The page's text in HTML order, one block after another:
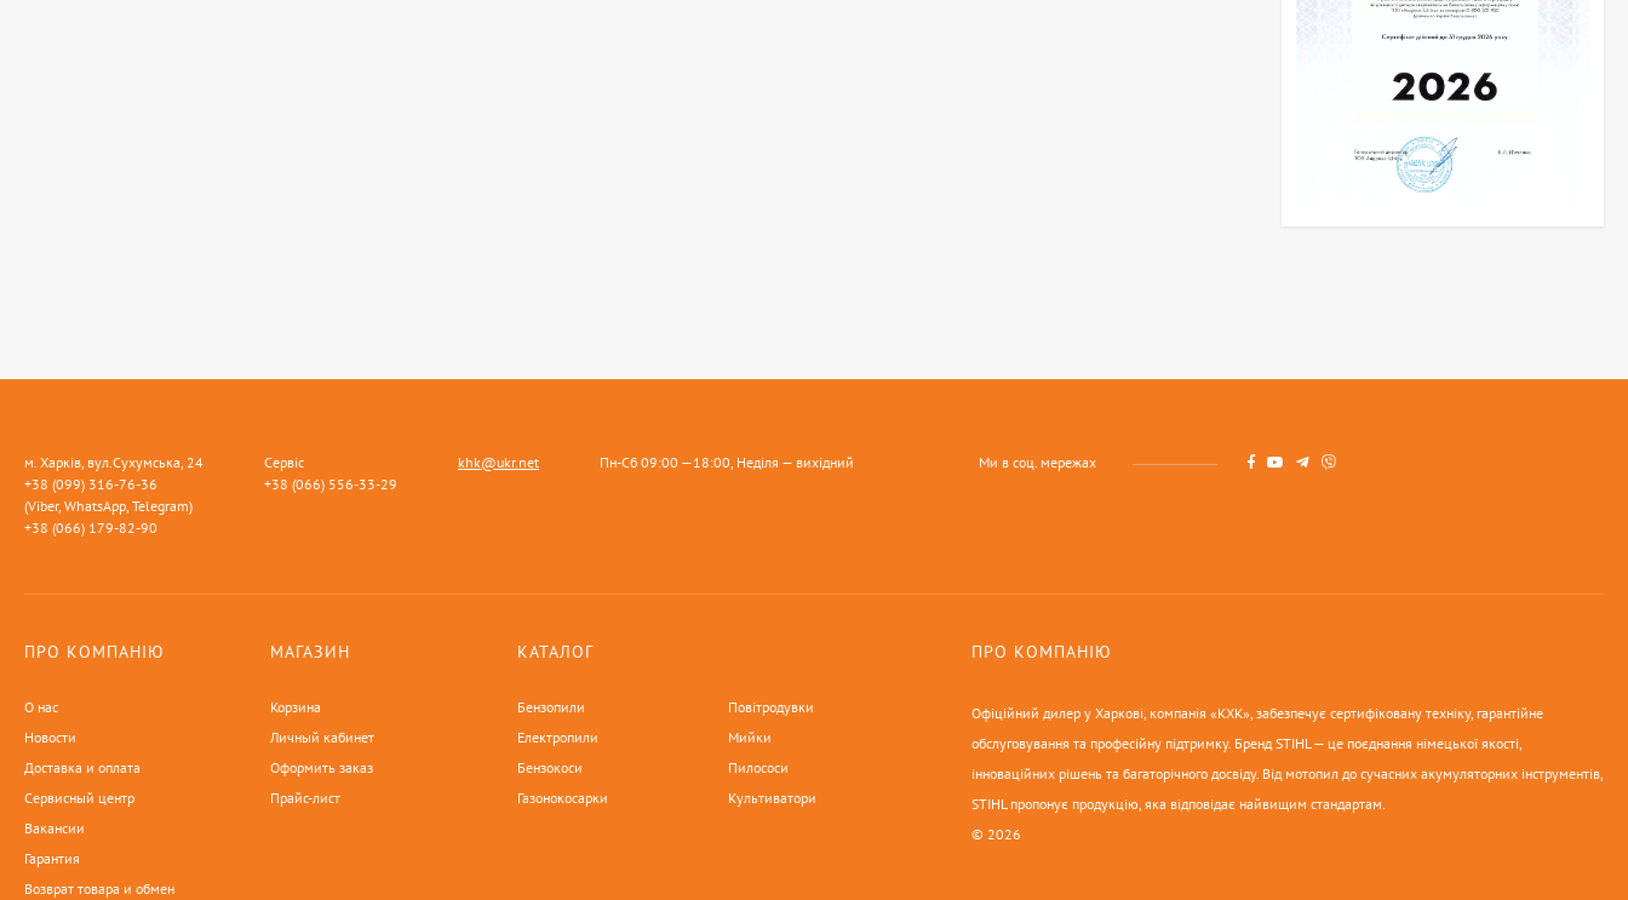
м. Харків, вул.Сухумська, 24
+38 (099) 316-76-36
(Viber, WhatsApp, Telegram)
+38 (066) 179-82-90
Сервіс
+38 (066) 556-33-29
khk@ukr.net Пн-Сб 09:00 —18:00, Неділя — вихідний Ми в соц. мережах
ПРО КОМПАНІЮ
О нас
Новости
Доставка и оплата
Сервисный центр
Вакансии
Гарантия
Возврат товара и обмен
МАГАЗИН
Корзина
Личный кабинет
Оформить заказ
Прайс-лист
КАТАЛОГ
Бензопили
Електропили
Бензокоси
Газонокосарки
Повітродувки
Мийки
Пилососи
Культиватори
ПРО КОМПАНІЮ
Офіційний дилер у Харкові, компанія «КХК», забезпечує сертифіковану техніку, гарантійне
обслуговування та професійну підтримку. Бренд STIHL — це поєднання німецької якості,
інноваційних рішень та багаторічного досвіду. Від мотопил до сучасних акумуляторних інструментів,
STIHL пропонує продукцію, яка відповідає найвищим стандартам.
© 2026